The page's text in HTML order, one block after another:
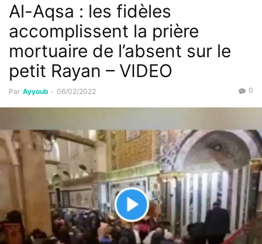
Al-Aqsa : les fidèles
accomplissent la prière
mortuaire de l’absent sur le
petit Rayan – VIDEO
Par Ayyoub - 06/02/2022 0